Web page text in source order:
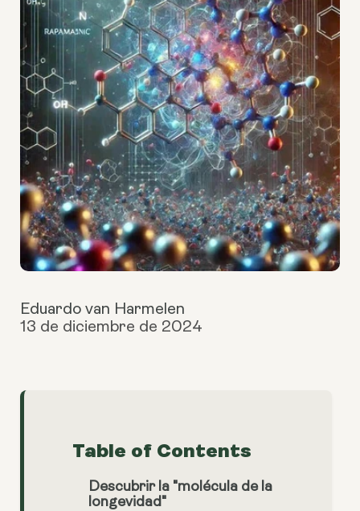
Eduardo van Harmelen
13 de diciembre de 2024
Table of Contents
Descubrir la "molécula de la
longevidad"